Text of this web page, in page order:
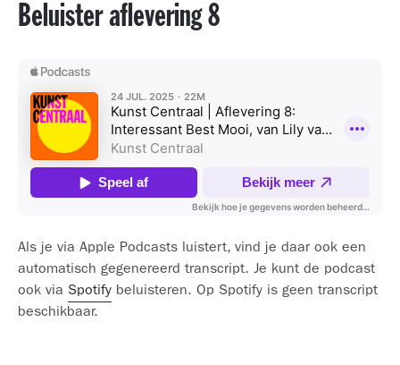
Beluister aflevering 8
Als je via Apple Podcasts luistert, vind je daar ook een
automatisch gegenereerd transcript. Je kunt de podcast
ook via Spotify beluisteren. Op Spotify is geen transcript
beschikbaar.